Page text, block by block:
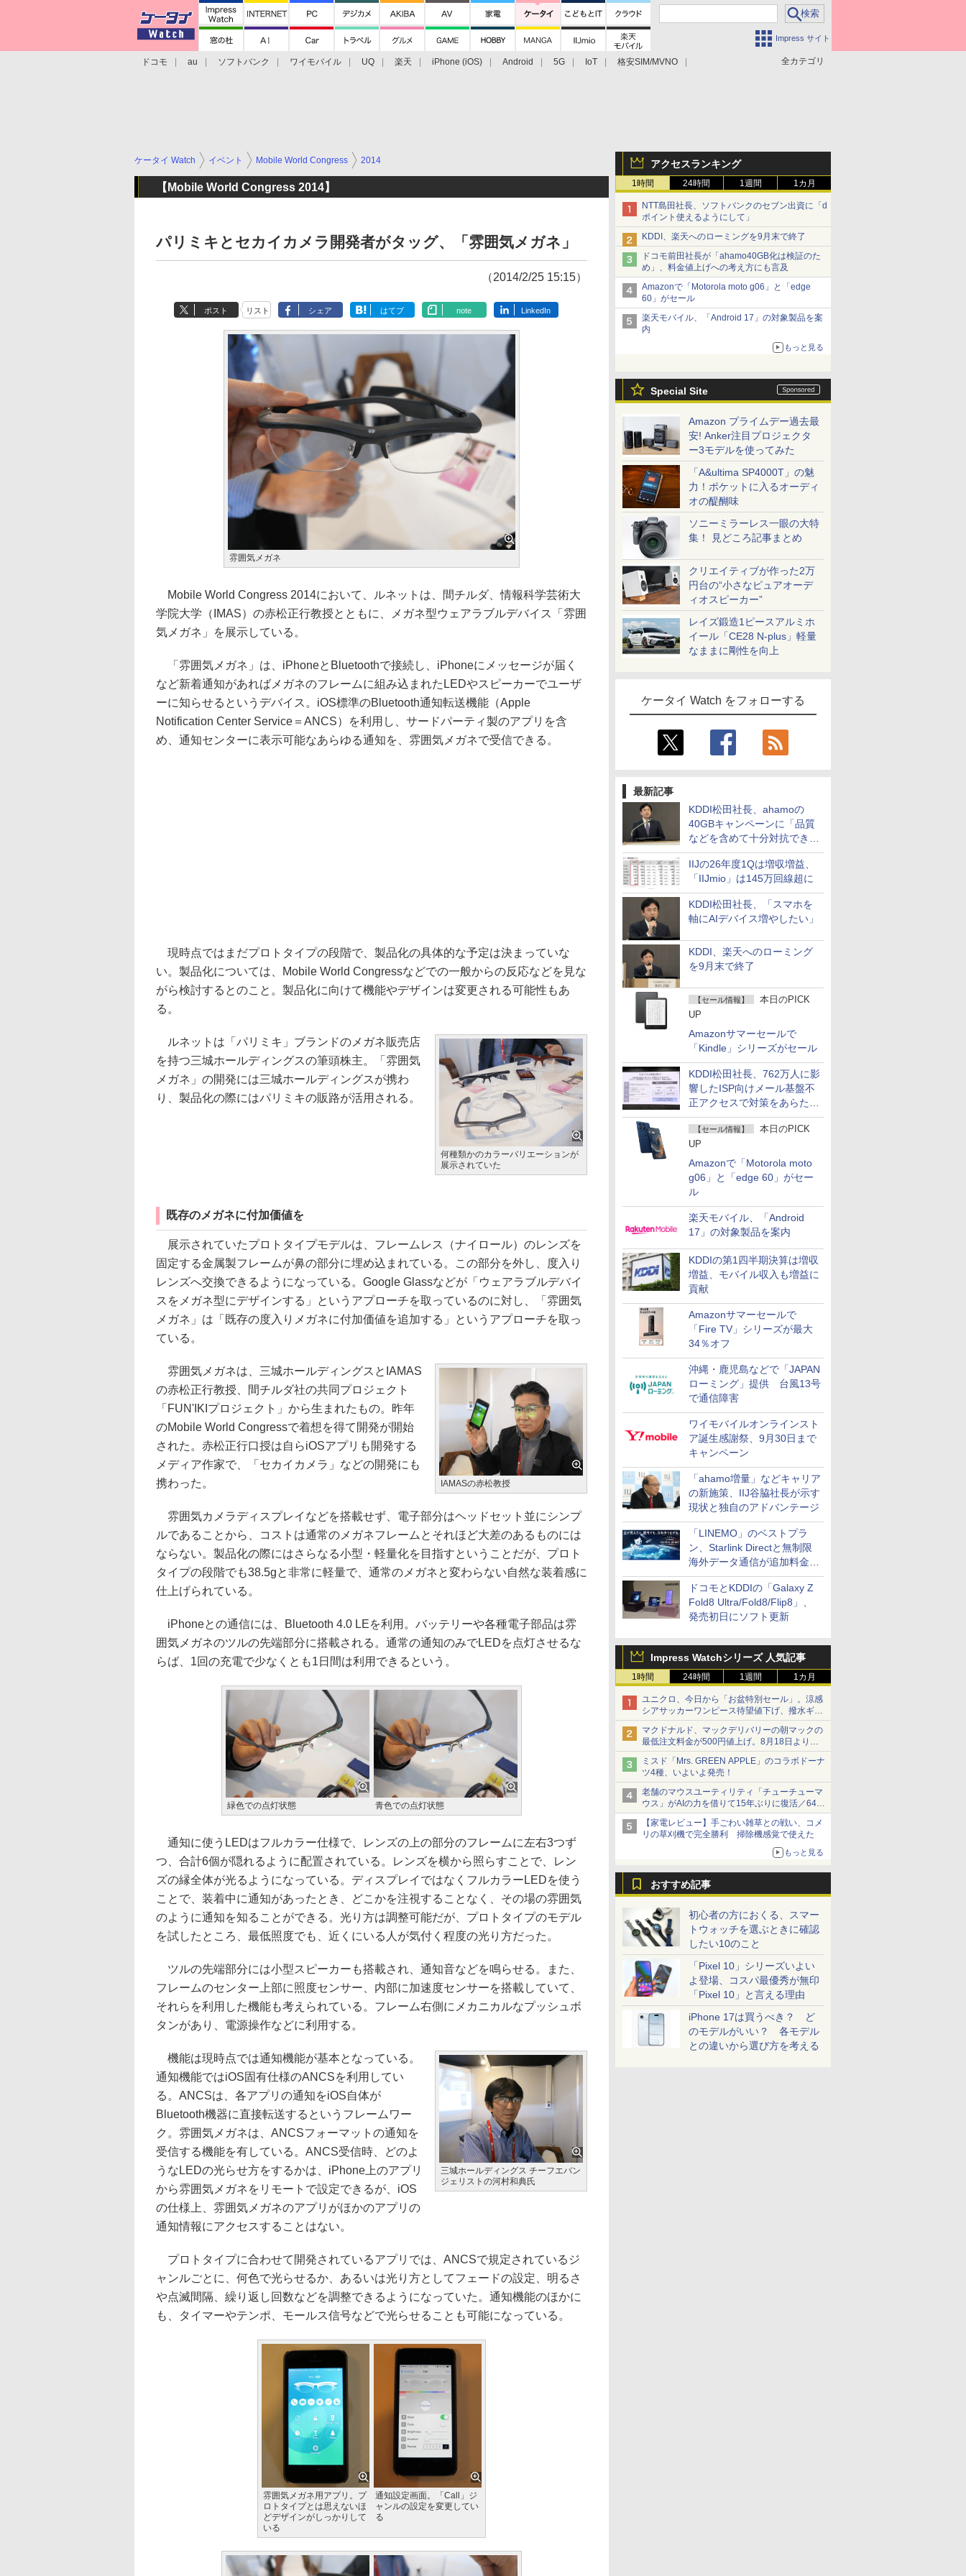
Impress サイト
全カテゴリ
ドコモ au ソフトバンク ワイモバイル UQ 楽天 iPhone (iOS) Android 5G IoT
格安SIM/MVNO
アクセスランキング
1時間 24時間 1週間 1カ月
NTT島田社長、ソフトバンクのセブン出資に「d
ポイント使えるようにして」
KDDI、楽天へのローミングを9月末で終了
ドコモ前田社長が「ahamo40GB化は検証のた
め」、料金値上げへの考え方にも言及
Amazonで「Motorola moto g06」と「edge
60」がセール
楽天モバイル、「Android 17」の対象製品を案
内
もっと見る
Special Site
Amazon プライムデー過去最
安! Anker注目プロジェクタ
ー3モデルを使ってみた
「A&ultima SP4000T」の魅
力！ポケットに入るオーディ
オの醍醐味
ソニーミラーレス一眼の大特
集！ 見どころ記事まとめ
クリエイティブが作った2万
円台の“小さなピュアオーデ
ィオスピーカー”
レイズ鍛造1ピースアルミホ
イール「CE28 N-plus」軽量
なままに剛性を向上
ケータイ Watch をフォローする
最新記事
KDDI松田社長、ahamoの
40GBキャンペーンに「品質
などを含めて十分対抗でき
る」
IIJの26年度1Qは増収増益、
「IIJmio」は145万回線超に
KDDI松田社長、「スマホを
軸にAIデバイス増やしたい」
KDDI、楽天へのローミング
を9月末で終了
【セール情報】
本日のPICK
UP
Amazonサマーセールで
「Kindle」シリーズがセール
KDDI松田社長、762万人に影
響したISP向けメール基盤不
正アクセスで対策をあらため
て説明
【セール情報】
本日のPICK
UP
Amazonで「Motorola moto
g06」と「edge 60」がセー
ル
楽天モバイル、「Android
17」の対象製品を案内
KDDIの第1四半期決算は増収
増益、モバイル収入も増益に
貢献
Amazonサマーセールで
「Fire TV」シリーズが最大
34％オフ
沖縄・鹿児島などで「JAPAN
ローミング」提供 台風13号
で通信障害
ワイモバイルオンラインスト
ア誕生感謝祭、9月30日まで
キャンペーン
「ahamo増量」などキャリア
の新施策、IIJ谷脇社長が示す
現状と独自のアドバンテージ
「LINEMO」のベストプラ
ン、Starlink Directと無制限
海外データ通信が追加料金な
しに
ドコモとKDDIの「Galaxy Z
Fold8 Ultra/Fold8/Flip8」、
発売初日にソフト更新
Impress Watchシリーズ 人気記事
1時間 24時間 1週間 1カ月
ユニクロ、今日から「お盆特別セール」。涼感
シアサッカーワンピース待望値下げ、撥水ギア
ショーツは1990円に
マクドナルド、マックデリバリーの朝マックの
最低注文料金が500円値上げ。8月18日より
1,500円から受付
ミスド「Mrs. GREEN APPLE」のコラボドーナ
ツ4種、いよいよ発売！
老舗のマウスユーティリティ「チューチューマ
ウス」がAIの力を借りて15年ぶりに復活／64bit
化、Windows 10/11、「Chrome」も走り回
る。復活記念で2026年末まで500円
【家電レビュー】手ごわい雑草との戦い、コメ
リの草刈機で完全勝利 掃除機感覚で使えた
もっと見る
おすすめ記事
初心者の方におくる、スマー
トウォッチを選ぶときに確認
したい10のこと
「Pixel 10」シリーズいよい
よ登場、コスパ最優秀が無印
「Pixel 10」と言える理由
iPhone 17は買うべき？ ど
のモデルがいい？ 各モデル
との違いから選び方を考える
ケータイ Watch イベント Mobile World Congress 2014
【Mobile World Congress 2014】
パリミキとセカイカメラ開発者がタッグ、「雰囲気メガネ」
（2014/2/25 15:15）
ポスト リスト シェア はてブ note LinkedIn
雰囲気メガネ
Mobile World Congress 2014において、ルネットは、間チルダ、情報科学芸術大
学院大学（IMAS）の赤松正行教授とともに、メガネ型ウェアラブルデバイス「雰囲
気メガネ」を展示している。
「雰囲気メガネ」は、iPhoneとBluetoothで接続し、iPhoneにメッセージが届く
など新着通知があればメガネのフレームに組み込まれたLEDやスピーカーでユーザ
ーに知らせるというデバイス。iOS標準のBluetooth通知転送機能（Apple
Notification Center Service＝ANCS）を利用し、サードパーティ製のアプリを含
め、通知センターに表示可能なあらゆる通知を、雰囲気メガネで受信できる。
現時点ではまだプロトタイプの段階で、製品化の具体的な予定は決まっていな
い。製品化については、Mobile World Congressなどでの一般からの反応などを見な
がら検討するとのこと。製品化に向けて機能やデザインは変更される可能性もあ
る。
何種類かのカラーバリエーションが
展示されていた
ルネットは「パリミキ」ブランドのメガネ販売店
を持つ三城ホールディングスの筆頭株主。「雰囲気
メガネ」の開発には三城ホールディングスが携わ
り、製品化の際にはパリミキの販路が活用される。
既存のメガネに付加価値を
展示されていたプロトタイプモデルは、フレームレス（ナイロール）のレンズを
固定する金属製フレームが鼻の部分に埋め込まれている。この部分を外し、度入り
レンズへ交換できるようになっている。Google Glassなどが「ウェアラブルデバイ
スをメガネ型にデザインする」というアプローチを取っているのに対し、「雰囲気
メガネ」は「既存の度入りメガネに付加価値を追加する」というアプローチを取っ
ている。
IAMASの赤松教授
雰囲気メガネは、三城ホールディングスとIAMAS
の赤松正行教授、間チルダ社の共同プロジェクト
「FUN'IKIプロジェクト」から生まれたもの。昨年
のMobile World Congressで着想を得て開発が開始
された。赤松正行口授は自らiOSアプリも開発する
メディア作家で、「セカイカメラ」などの開発にも
携わった。
雰囲気カメラディスプレイなどを搭載せず、電子部分はヘッドセット並にシンプ
ルであることから、コストは通常のメガネフレームとそれほど大差のあるものには
ならない。製品化の際にはさらなる小型・軽量化を目指すということだが、プロト
タイプの段階でも38.5gと非常に軽量で、通常のメガネと変わらない自然な装着感に
仕上げられている。
iPhoneとの通信には、Bluetooth 4.0 LEを利用。バッテリーや各種電子部品は雰
囲気メガネのツルの先端部分に搭載される。通常の通知のみでLEDを点灯させるな
らば、1回の充電で少なくとも1日間は利用できるという。
緑色での点灯状態 青色での点灯状態
通知に使うLEDはフルカラー仕様で、レンズの上の部分のフレームに左右3つず
つ、合計6個が隠れるように配置されている。レンズを横から照らすことで、レン
ズの縁全体が光るようになっている。ディスプレイではなくフルカラーLEDを使う
ことで、装着中に通知があったとき、どこかを注視することなく、その場の雰囲気
のように通知を知ることができる。光り方は調整可能だが、プロトタイプのモデル
を試したところ、最低照度でも、近くにいる人が気付く程度の光り方だった。
ツルの先端部分には小型スピーカーも搭載され、通知音などを鳴らせる。また、
フレームのセンター上部に照度センサー、内部に加速度センサーを搭載していて、
それらを利用した機能も考えられている。フレーム右側にメカニカルなプッシュボ
タンがあり、電源操作などに利用する。
三城ホールディングス チーフエバン
ジェリストの河村和典氏
機能は現時点では通知機能が基本となっている。
通知機能ではiOS固有仕様のANCSを利用してい
る。ANCSは、各アプリの通知をiOS自体が
Bluetooth機器に直接転送するというフレームワー
ク。雰囲気メガネは、ANCSフォーマットの通知を
受信する機能を有している。ANCS受信時、どのよ
うなLEDの光らせ方をするかは、iPhone上のアプリ
から雰囲気メガネをリモートで設定できるが、iOS
の仕様上、雰囲気メガネのアプリがほかのアプリの
通知情報にアクセスすることはない。
プロトタイプに合わせて開発されているアプリでは、ANCSで規定されているジ
ャンルごとに、何色で光らせるか、あるいは光り方としてフェードの設定、明るさ
や点滅間隔、繰り返し回数などを調整できるようになっていた。通知機能のほかに
も、タイマーやテンポ、モールス信号などで光らせることも可能になっている。
雰囲気メガネ用アプリ。プ
ロトタイプとは思えないほ
どデザインがしっかりして
いる
通知設定画面。「Call」ジ
ャンルの設定を変更してい
る